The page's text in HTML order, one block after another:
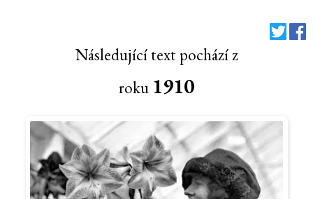
Následující text pochází z
roku 1910